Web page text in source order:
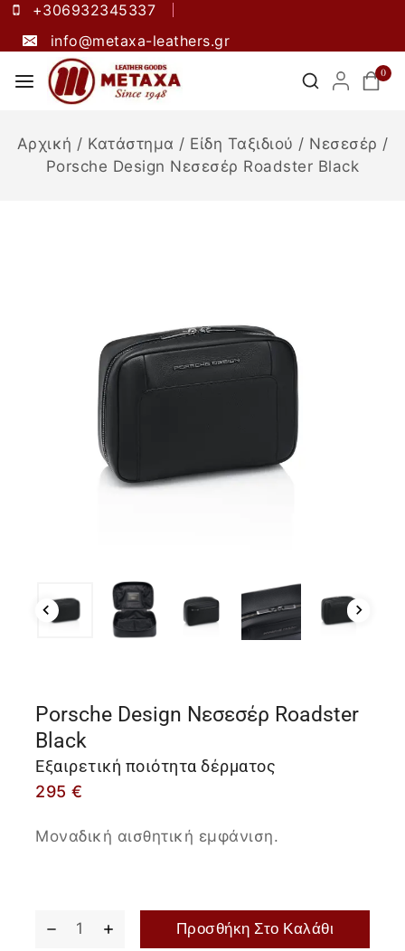
+306932345337
info@metaxa-leathers.gr
0
Αρχική / Κατάστημα / Είδη Ταξιδιού / Νεσεσέρ /
Porsche Design Νεσεσέρ Roadster Black
Porsche Design Νεσεσέρ Roadster
Black
Εξαιρετική ποιότητα δέρματος
295 €
Μοναδική αισθητική εμφάνιση.
Προσθήκη Στο Καλάθι